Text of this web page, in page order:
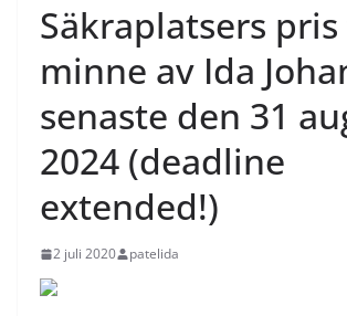
Säkraplatsers
minne av Ida
senaste den 31
2024 (deadline
extended!)
2 juli 2020 patelida